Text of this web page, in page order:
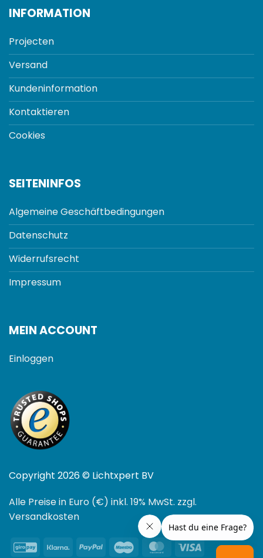
INFORMATION
Projecten
Versand
Kundeninformation
Kontaktieren
Cookies
SEITENINFOS
Algemeine Geschäftbedingungen
Datenschutz
Widerrufsrecht
Impressum
MEIN ACCOUNT
Einloggen
Copyright 2026 © Lichtxpert BV
Alle Preise in Euro (€) inkl. 19% MwSt. zzgl.
Versandkosten
GiroPayKlarna PayPal Maestro MasterCard
Visa